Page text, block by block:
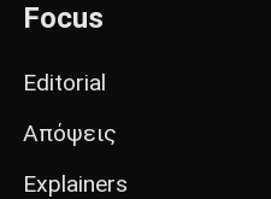
Focus
Editorial
Απόψεις
Explainers